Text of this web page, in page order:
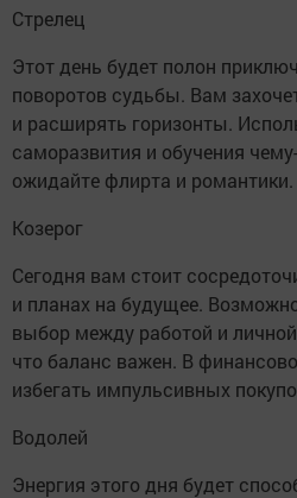
Стрелец
Этот день будет полон
поворотов судьбы. Вам
и расширять горизонты.
саморазвития и обучения
ожидайте флирта и романтики.
Козерог
Сегодня вам стоит
и планах на будущее.
выбор между работой и
что баланс важен. В
избегать импульсивных
Водолей
Энергия этого дня будет